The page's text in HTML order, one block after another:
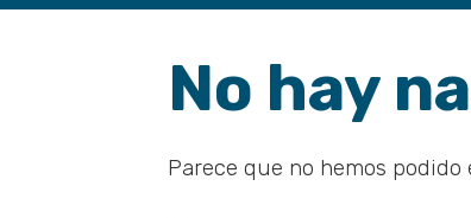
No hay
Parece que no hemos